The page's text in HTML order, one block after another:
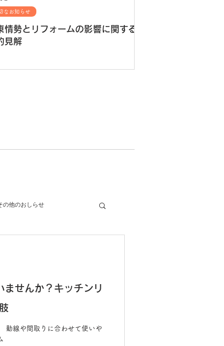
情勢とリフォームの影響に関する
見解
なお知らせ
の他のおしらせ
ませんか？キッチンリ
動線や間取りに合わせて使いや